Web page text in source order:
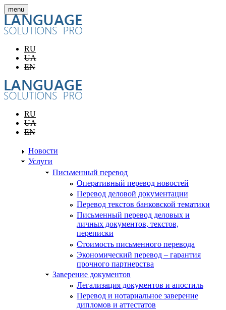
Перейти к основному содержанию
menu
RU
UA
EN
RU
UA
EN
Новости
Услуги
Письменный перевод
Оперативный перевод новостей
Перевод деловой документации
Перевод текстов банковской тематики
Письменный перевод деловых и
личных документов, текстов,
переписки
Стоимость письменного перевода
Экономический перевод – гарантия
прочного партнерства
Заверение документов
Легализация документов и апостиль
Перевод и нотариальное заверение
дипломов и аттестатов